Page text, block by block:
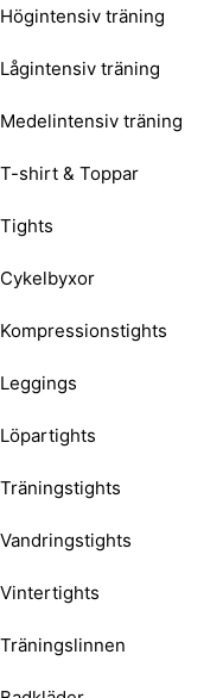
Högintensiv träning
Lågintensiv träning
Medelintensiv träning
T-shirt & Toppar
Tights
Cykelbyxor
Kompressionstights
Leggings
Löpartights
Träningstights
Vandringstights
Vintertights
Träningslinnen